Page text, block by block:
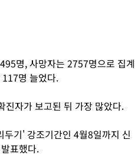
명, 사망자는 2757명으로 집계
명 늘었다.
진자가 보고된 뒤 가장 많았다.
기' 강조기간인 4월8일까지 신
표했다.